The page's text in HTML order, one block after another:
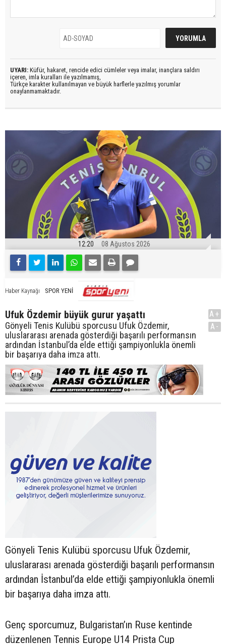
UYARI: Küfür, hakaret, rencide edici cümleler veya imalar, inançlara saldırı
içeren, imla kuralları ile yazılmamış,
Türkçe karakter kullanılmayan ve büyük harflerle yazılmış yorumlar
onaylanmamaktadır.
12:20 08 Ağustos 2026
Haber Kaynağı SPOR YENİ
Ufuk Özdemir büyük gurur yaşattı
Gönyeli Tenis Kulübü sporcusu Ufuk Özdemir,
uluslararası arenada gösterdiği başarılı performansın
ardından İstanbul’da elde ettiği şampiyonlukla önemli
bir başarıya daha imza attı.
A+
A-
Gönyeli Tenis Kulübü sporcusu Ufuk Özdemir,
uluslararası arenada gösterdiği başarılı performansın
ardından İstanbul’da elde ettiği şampiyonlukla önemli
bir başarıya daha imza attı.
Genç sporcumuz, Bulgaristan’ın Ruse kentinde
düzenlenen Tennis Europe U14 Prista Cup